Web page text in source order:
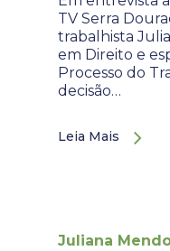
TV Serra
trabalhista
em Direito e
Processo do
decisão…
Leia Mais
Juliana